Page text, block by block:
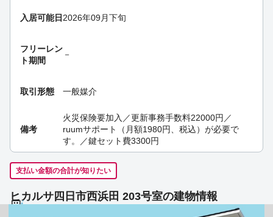
入居可能日 2026年09月下旬
フリーレン
ト期間
－
取引形態 一般媒介
備考
火災保険要加入／更新事務手数料22000円／
ruumサポート（月額1980円、税込）が必要で
す。／鍵セット費3300円
支払い金額の合計が知りたい
ヒカルサ四日市西浜田 203号室の建物情報